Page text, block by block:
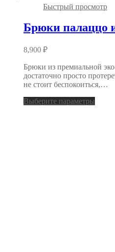
Быстрый просмотр
Брюки палаццо
8,900 ₽
Брюки из премиальной
достаточно просто
не стоит беспокоиться,…
Выберите параметры